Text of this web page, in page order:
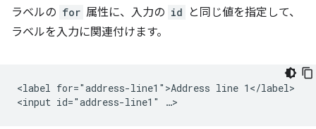
ラベルの for 属性に、入力の id
と同じ値を指定して、
ラベルを入力に関連付けます。
<label for="address-line1">Address line 1</label>